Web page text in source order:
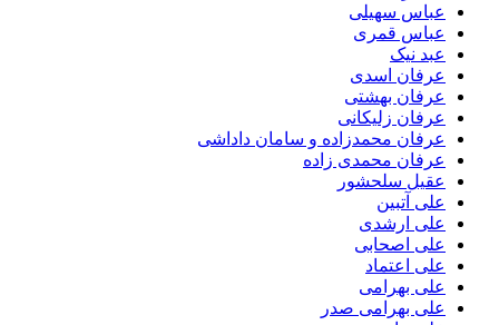
عباس سهیلی
عباس قمری
عبد نیک
عرفان اسدی
عرفان بهشتی
عرفان زلیکانی
عرفان محمدزاده و سامان داداشی
عرفان محمدی زاده
عقیل سلحشور
علی آتبین
علی ارشدی
علی اصحابی
علی اعتماد
علی بهرامی
علی بهرامی صدر